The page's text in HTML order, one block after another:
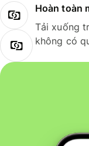
Hoàn toàn
Tải xuống
không có